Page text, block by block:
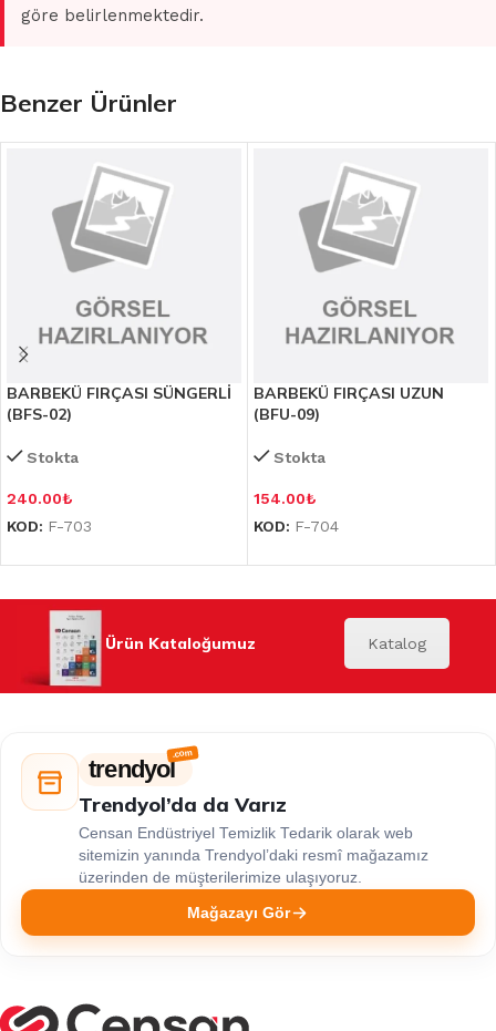
göre belirlenmektedir.
Benzer Ürünler
BARBEKÜ FIRÇASI SÜNGERLİ
(BFS-02)
Stokta
240.00₺
KOD: F-703
BARBEKÜ FIRÇASI UZUN
(BFU-09)
Stokta
154.00₺
KOD: F-704
Ürün Kataloğumuz Katalog
trendyol
Trendyol’da da Varız
Censan Endüstriyel Temizlik Tedarik olarak web
sitemizin yanında Trendyol’daki resmî mağazamız
üzerinden de müşterilerimize ulaşıyoruz.
Mağazayı Gör